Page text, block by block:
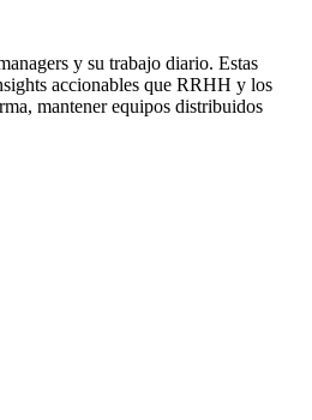
y su trabajo diario. Estas
accionables que RRHH y los
mantener equipos distribuidos